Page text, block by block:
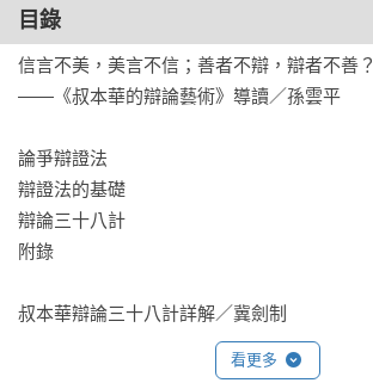
目錄
信言不美，美言不信；善者不辯，辯者不善？
——《叔本華的辯論藝術》導讀／孫雲平
論爭辯證法
辯證法的基礎
辯論三十八計
附錄
叔本華辯論三十八計詳解／冀劍制
看更多